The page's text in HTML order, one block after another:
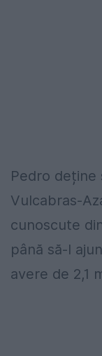
Pedro deține
Vulcabras-
cunoscute
până să-l
avere de 2,1